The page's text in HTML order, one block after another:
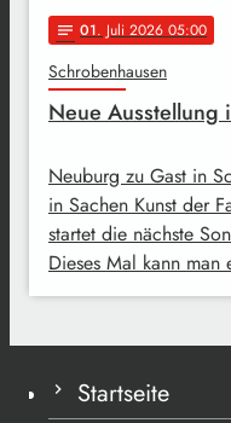
notes 01. Juli 2026 05:00
Schrobenhausen
Neue Ausstellung
Neuburg zu Gast in
in Sachen Kunst der
startet die nächste
Dieses Mal kann
Startseite